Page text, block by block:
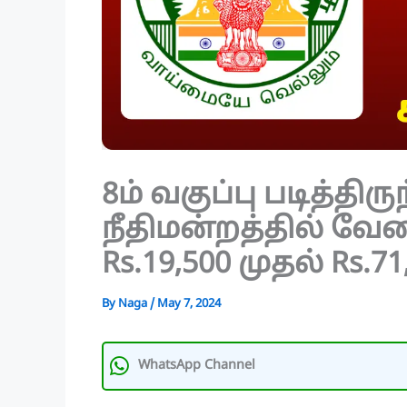
8ம் வகுப்பு
நீதிமன்றத்தில்
Rs.19,500 முதல்
By Naga/ May 7, 2024
WhatsApp Channel